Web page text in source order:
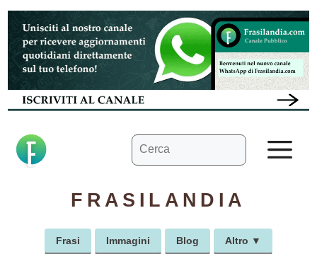
Vai
contenuto
Ricerca
per:
FRASILANDIA
Frasi Immagini Blog Altro ▼